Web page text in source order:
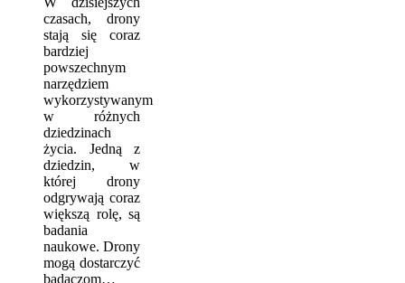
czasach, drony
stają się coraz
bardziej
powszechnym
narzędziem
wykorzystywanym
w różnych
dziedzinach
życia. Jedną z
dziedzin, w
której drony
odgrywają coraz
większą rolę, są
badania
naukowe. Drony
mogą dostarczyć
badaczom…